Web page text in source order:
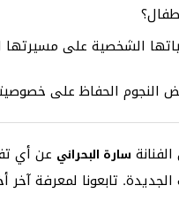
الشخصية على مسيرتها
النجوم الحفاظ على
سارة البحراني عن أي
تابعونا لمعرفة آخر